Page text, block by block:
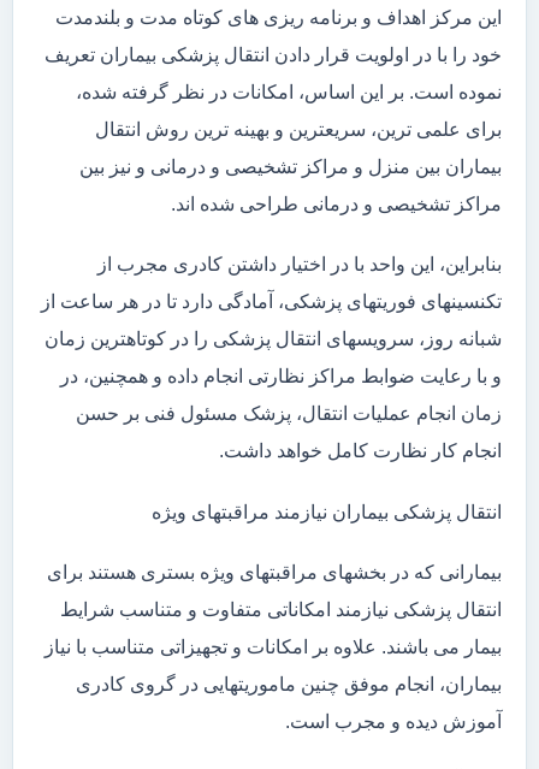
این مرکز اهداف و برنامه ریزی های کوتاه مدت و بلندمدت
خود را با در اولویت قرار دادن انتقال پزشکی بیماران تعریف
نموده است. بر این اساس، امکانات در نظر گرفته شده،
برای علمی ترین، سریعترین و بهینه ترین روش انتقال
بیماران بین منزل و مراکز تشخیصی و درمانی و نیز بین
مراکز تشخیصی و درمانی طراحی شده اند.
بنابراین، این واحد با در اختیار داشتن کادری مجرب از
تکنسینهای فوریتهای پزشکی، آمادگی دارد تا در هر ساعت از
شبانه روز، سرویسهای انتقال پزشکی را در کوتاهترین زمان
و با رعایت ضوابط مراکز نظارتی انجام داده و همچنین، در
زمان انجام عملیات انتقال، پزشک مسئول فنی بر حسن
انجام کار نظارت کامل خواهد داشت.
انتقال پزشکی بیماران نیازمند مراقبتهای ویژه
بیمارانی که در بخشهای مراقبتهای ویژه بستری هستند برای
انتقال پزشکی نیازمند امکاناتی متفاوت و متناسب شرایط
بیمار می باشند. علاوه بر امکانات و تجهیزاتی متناسب با نیاز
بیماران، انجام موفق چنین ماموریتهایی در گروی کادری
آموزش دیده و مجرب است.